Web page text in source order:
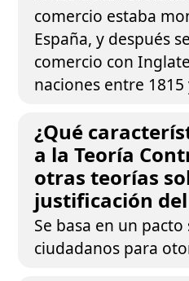
comercio estaba
España, y después
comercio con
naciones entre 1815
¿Qué
a la Teoría
otras teorías
justificación del
Se basa en un
ciudadanos para